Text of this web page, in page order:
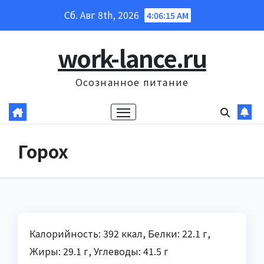
Сб. Авг 8th, 2026 4:06:16 AM
work-lance.ru
Осознанное питание
Горох
Калорийность: 392 ккал, Белки: 22.1 г,
Жиры: 29.1 г, Углеводы: 41.5 г